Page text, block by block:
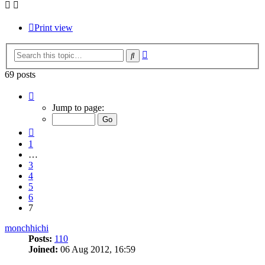
Print view
Search
69 posts
Jump to page:
1
…
3
4
5
6
7
monchhichi
Posts: 110
Joined: 06 Aug 2012, 16:59